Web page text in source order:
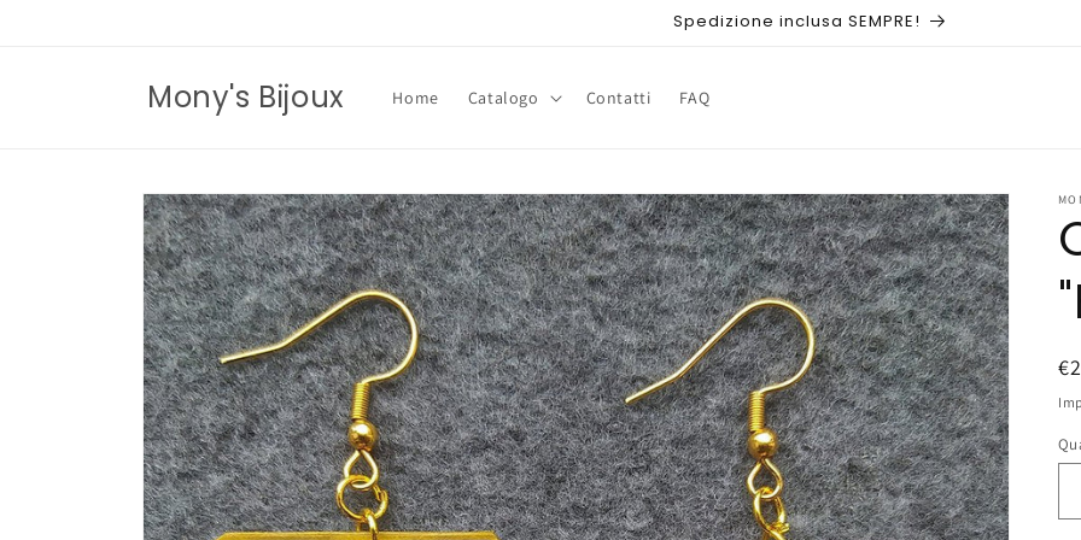
Spedizione inclusa SEMPRE!
Mony's Bijoux Home Catalogo Contatti FAQ
Passa alle
informazioni
sul prodotto
di